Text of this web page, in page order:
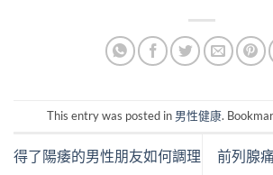
This entry was posted in 男性健康.
得了陽痿的男性朋友如何調理 前列腺